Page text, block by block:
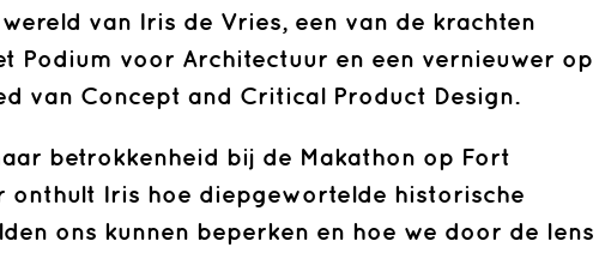
van Iris de Vries, een van de krachten
Podium voor Architectuur en een vernieuwer op
van Concept and Critical Product Design.
betrokkenheid bij de Makathon op Fort
onthult Iris hoe diepgewortelde historische
ons kunnen beperken en hoe we door de lens